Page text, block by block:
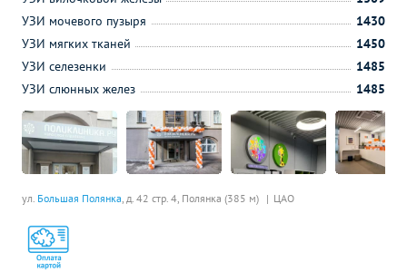
ул. Большая Полянка, д. 42 стр. 4, Полянка (385 м) ЦАО
УЗИ мочевого пузыря
1430
УЗИ мягких тканей
1450
УЗИ селезенки
1485
УЗИ слюнных желез
1485